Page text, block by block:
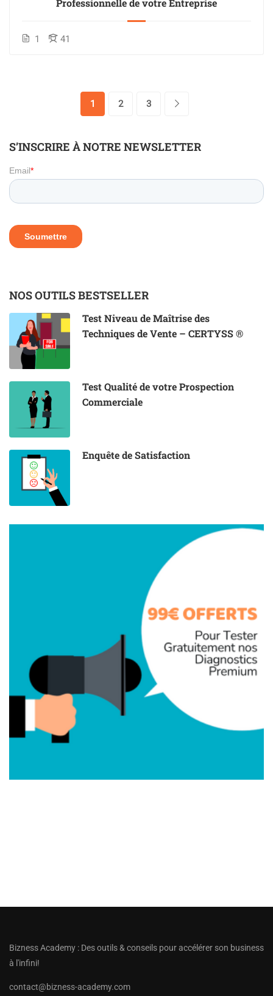
Professionnelle de votre Entreprise
1 41
1 2 3
S’INSCRIRE À NOTRE NEWSLETTER
NOS OUTILS BESTSELLER
Test Niveau de Maîtrise des
Techniques de Vente – CERTYSS ®
Test Qualité de votre Prospection
Commerciale
Enquête de Satisfaction
Bizness Academy : Des outils & conseils pour accélérer son business
à l'infini!
contact@bizness-academy.com